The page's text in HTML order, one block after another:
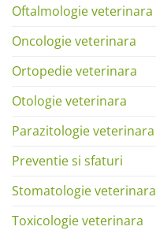
Oftalmologie veterinara
Oncologie veterinara
Ortopedie veterinara
Otologie veterinara
Parazitologie veterinara
Preventie si sfaturi
Stomatologie veterinara
Toxicologie veterinara